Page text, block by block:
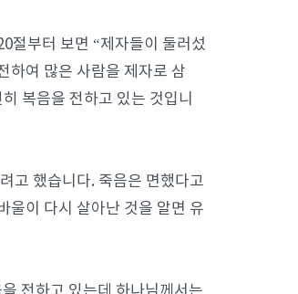
절부터 보면 “제자들이 둘러섰
하여 많은 사람을 제자로 삼
복음을 전하고 있는 것입니
고 했습니다. 죽음은 면했다고
울이 다시 살아난 것을 알면 유